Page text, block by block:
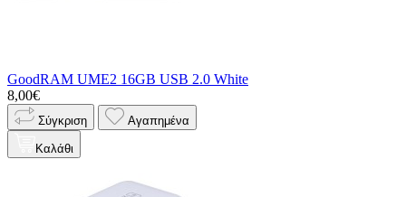
GoodRAM UME2 16GB USB 2.0 White
8,00€
Σύγκριση Αγαπημένα
Καλάθι